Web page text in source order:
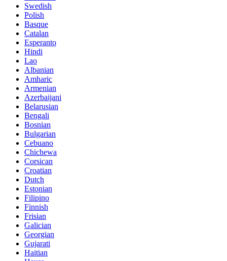
Swedish
Polish
Basque
Catalan
Esperanto
Hindi
Lao
Albanian
Amharic
Armenian
Azerbaijani
Belarusian
Bengali
Bosnian
Bulgarian
Cebuano
Chichewa
Corsican
Croatian
Dutch
Estonian
Filipino
Finnish
Frisian
Galician
Georgian
Gujarati
Haitian